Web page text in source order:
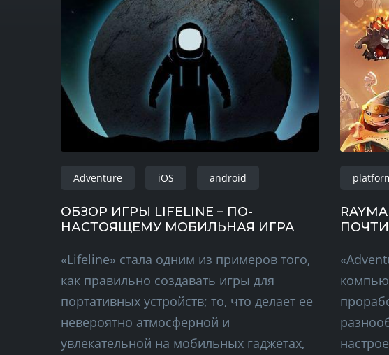
Adventure iOS android
ОБЗОР ИГРЫ LIFELINE – ПО-
НАСТОЯЩЕМУ МОБИЛЬНАЯ ИГРА
«Lifeline» стала одним из примеров того,
как правильно создавать игры для
портативных устройств; то, что делает ее
невероятно атмосферной и
увлекательной на мобильных гаджетах,